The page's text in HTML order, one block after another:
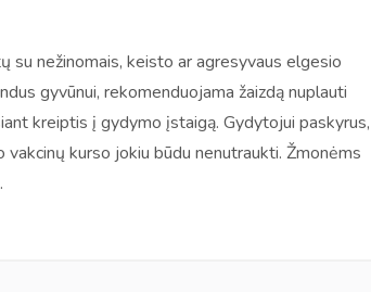
su nežinomais, keisto ar agresyvaus elgesio
gyvūnui, rekomenduojama žaizdą nuplauti
kreiptis į gydymo įstaigą. Gydytojui paskyrus,
kurso jokiu būdu nenutraukti. Žmonėms